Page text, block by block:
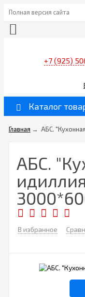
Полная версия сайта
+7 (925)
Каталог
Главная → АБС.
АБС.
В избранное